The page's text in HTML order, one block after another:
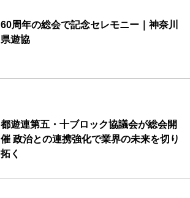
60周年の総会で記念セレモニー｜神奈川
県遊協
都遊連第五・十ブロック協議会が総会開
催 政治との連携強化で業界の未来を切り
拓く